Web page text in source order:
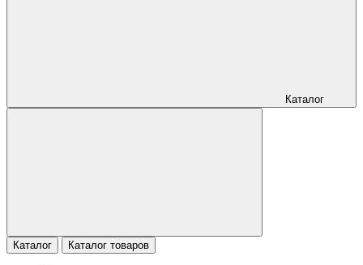
Каталог
Каталог Каталог товаров